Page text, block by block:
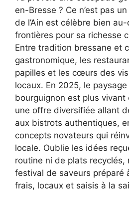
en-Bresse ? Ce n’est pas
de l’Ain est célèbre bien
frontières pour sa richesse
Entre tradition bressane et
gastronomique, les
papilles et les cœurs des
locaux. En 2025, le
bourguignon est plus vivant
une offre diversifiée allant
aux bistrots authentiques,
concepts novateurs qui
locale. Oublie les idées
routine ni de plats recyclés,
festival de saveurs préparé
frais, locaux et saisis à la